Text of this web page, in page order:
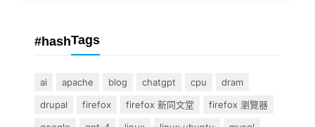
#hashTags
ai apache blog chatgpt cpu
dram
drupal
firefox firefox 新同文堂
firefox 瀏覽器